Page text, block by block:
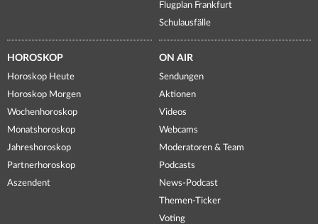
Flugplan Frankfurt
Schulausfälle
HOROSKOP
Horoskop Heute
Horoskop Morgen
Wochenhoroskop
Monatshoroskop
Jahreshoroskop
Partnerhoroskop
Aszendent
ON AIR
Sendungen
Aktionen
Videos
Webcams
Moderatoren & Team
Podcasts
News-Podcast
Themen-Ticker
Voting